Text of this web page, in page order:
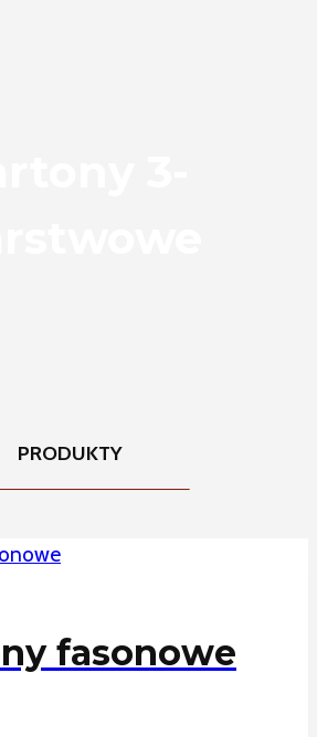
PRODUKTY
fasonowe